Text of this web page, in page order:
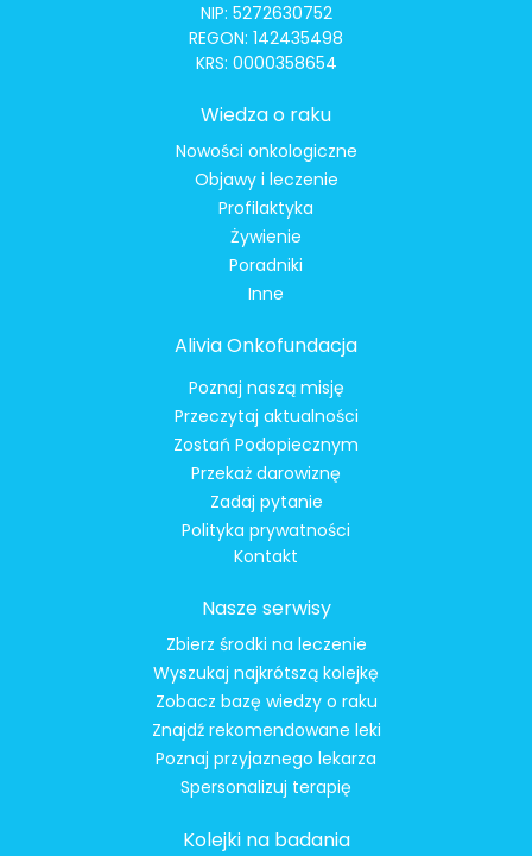
NIP: 5272630752
REGON: 142435498
KRS: 0000358654
Wiedza o raku
Nowości onkologiczne
Objawy i leczenie
Profilaktyka
Żywienie
Poradniki
Inne
Alivia Onkofundacja
Poznaj naszą misję
Przeczytaj aktualności
Zostań Podopiecznym
Przekaż darowiznę
Zadaj pytanie
Polityka prywatności
Kontakt
Nasze serwisy
Zbierz środki na leczenie
Wyszukaj najkrótszą kolejkę
Zobacz bazę wiedzy o raku
Znajdź rekomendowane leki
Poznaj przyjaznego lekarza
Spersonalizuj terapię
Kolejki na badania